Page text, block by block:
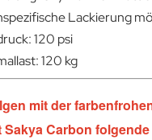
Lackierung
120 psi
120 kg
mit der
Carbon